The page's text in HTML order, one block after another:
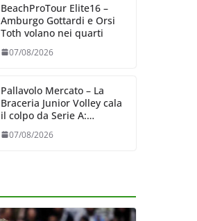
BeachProTour Elite16 –
Amburgo Gottardi e Orsi
Toth volano nei quarti
07/08/2026
Pallavolo Mercato – La
Braceria Junior Volley cala
il colpo da Serie A:
Barbara Varaldo è il nuovo
riferimento dell’attacco
07/08/2026